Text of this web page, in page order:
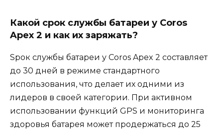
Какой срок службы батареи у Coros
Apex 2 и как их заряжать?
Sрок службы батареи у Coros Apex 2 составляет
до 30 дней в режиме стандартного
использования, что делает их одними из
лидеров в своей категории. При активном
использовании функций GPS и мониторинга
здоровья батарея может продержаться до 25